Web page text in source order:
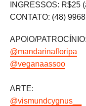
INGRESSOS: R$25
CONTATO: (48)
APOIO/PATROCÍNIO:
@mandarinafloripa
@veganaassoo
ARTE:
@vismundcygnus__